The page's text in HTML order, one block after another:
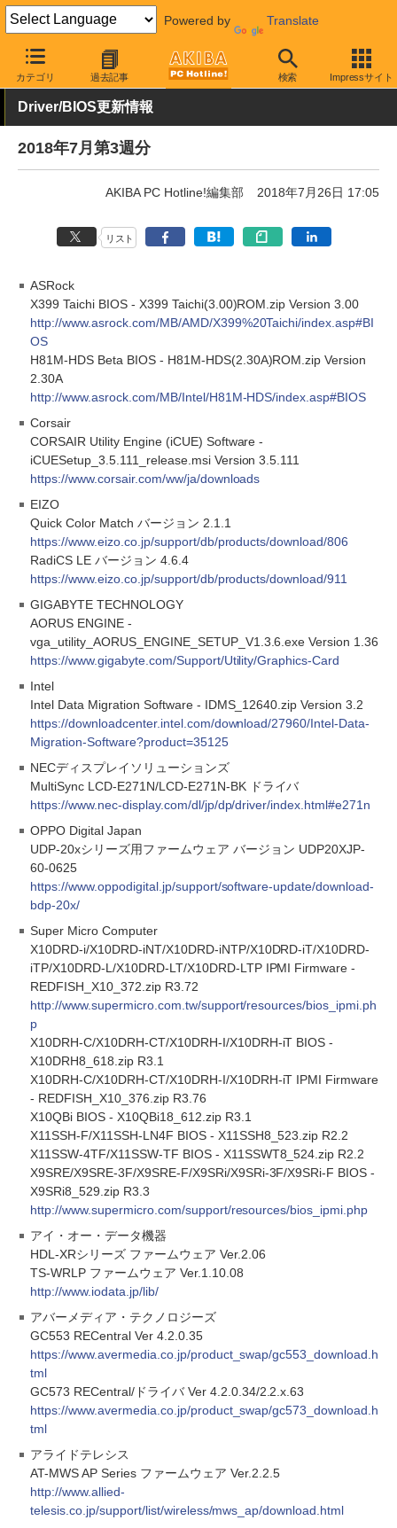
Powered by Translate
カテゴリ 過去記事 検索 Impressサイト
AKIBA PC Hotline! その他
Driver/BIOS更新情報
2018年7月第3週分
AKIBA PC Hotline!編集部 2018年7月26日 17:05
リスト
ASRock
X399 Taichi BIOS - X399 Taichi(3.00)ROM.zip Version 3.00
http://www.asrock.com/MB/AMD/X399%20Taichi/index.asp#BI
OS
H81M-HDS Beta BIOS - H81M-HDS(2.30A)ROM.zip Version
2.30A
http://www.asrock.com/MB/Intel/H81M-HDS/index.asp#BIOS
Corsair
CORSAIR Utility Engine (iCUE) Software -
iCUESetup_3.5.111_release.msi Version 3.5.111
https://www.corsair.com/ww/ja/downloads
EIZO
Quick Color Match バージョン 2.1.1
https://www.eizo.co.jp/support/db/products/download/806
RadiCS LE バージョン 4.6.4
https://www.eizo.co.jp/support/db/products/download/911
GIGABYTE TECHNOLOGY
AORUS ENGINE -
vga_utility_AORUS_ENGINE_SETUP_V1.3.6.exe Version 1.36
https://www.gigabyte.com/Support/Utility/Graphics-Card
Intel
Intel Data Migration Software - IDMS_12640.zip Version 3.2
https://downloadcenter.intel.com/download/27960/Intel-Data-
Migration-Software?product=35125
NECディスプレイソリューションズ
MultiSync LCD-E271N/LCD-E271N-BK ドライバ
https://www.nec-display.com/dl/jp/dp/driver/index.html#e271n
OPPO Digital Japan
UDP-20xシリーズ用ファームウェア バージョン UDP20XJP-
60-0625
https://www.oppodigital.jp/support/software-update/download-
bdp-20x/
Super Micro Computer
X10DRD-i/X10DRD-iNT/X10DRD-iNTP/X10DRD-iT/X10DRD-
iTP/X10DRD-L/X10DRD-LT/X10DRD-LTP IPMI Firmware -
REDFISH_X10_372.zip R3.72
http://www.supermicro.com.tw/support/resources/bios_ipmi.ph
p
X10DRH-C/X10DRH-CT/X10DRH-I/X10DRH-iT BIOS -
X10DRH8_618.zip R3.1
X10DRH-C/X10DRH-CT/X10DRH-I/X10DRH-iT IPMI Firmware
- REDFISH_X10_376.zip R3.76
X10QBi BIOS - X10QBi18_612.zip R3.1
X11SSH-F/X11SSH-LN4F BIOS - X11SSH8_523.zip R2.2
X11SSW-4TF/X11SSW-TF BIOS - X11SSWT8_524.zip R2.2
X9SRE/X9SRE-3F/X9SRE-F/X9SRi/X9SRi-3F/X9SRi-F BIOS -
X9SRi8_529.zip R3.3
http://www.supermicro.com/support/resources/bios_ipmi.php
アイ・オー・データ機器
HDL-XRシリーズ ファームウェア Ver.2.06
TS-WRLP ファームウェア Ver.1.10.08
http://www.iodata.jp/lib/
アバーメディア・テクノロジーズ
GC553 RECentral Ver 4.2.0.35
https://www.avermedia.co.jp/product_swap/gc553_download.h
tml
GC573 RECentral/ドライバ Ver 4.2.0.34/2.2.x.63
https://www.avermedia.co.jp/product_swap/gc573_download.h
tml
アライドテレシス
AT-MWS AP Series ファームウェア Ver.2.2.5
http://www.allied-
telesis.co.jp/support/list/wireless/mws_ap/download.html